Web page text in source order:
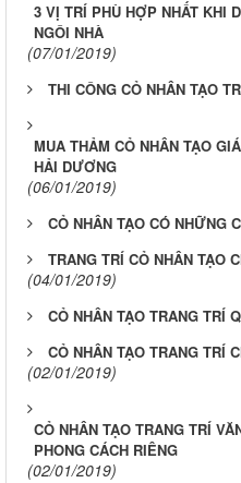
3 VỊ TRÍ PHÙ HỢP NHẤT KHI
NGÔI NHÀ
(07/01/2019)
THI CÔNG CỎ NHÂN TẠO
MUA THẢM CỎ NHÂN TẠO
HẢI DƯƠNG
(06/01/2019)
CỎ NHÂN TẠO CÓ NHỮNG
TRANG TRÍ CỎ NHÂN TẠO
(04/01/2019)
CỎ NHÂN TẠO TRANG TRÍ
CỎ NHÂN TẠO TRANG TRÍ
(02/01/2019)
CỎ NHÂN TẠO TRANG TRÍ
PHONG CÁCH RIÊNG
(02/01/2019)